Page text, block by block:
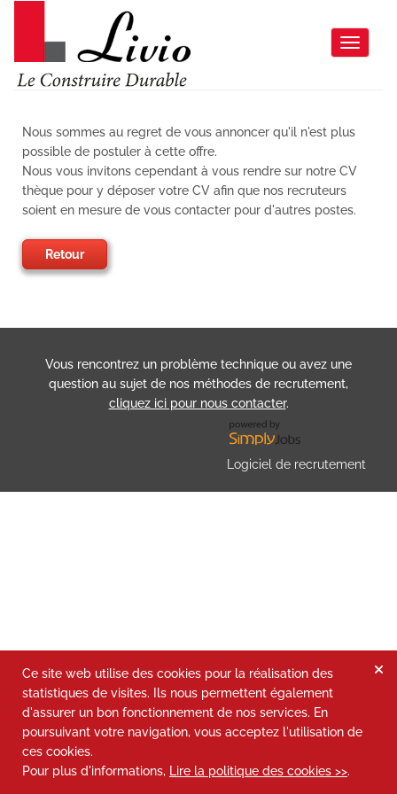
Ce site web utilise des cookies pour la réalisation des
statistiques de visites. Ils nous permettent également
d'assurer un bon fonctionnement de nos services. En
poursuivant votre navigation, vous acceptez l'utilisation de
ces cookies.
Pour plus d'informations, Lire la politique des cookies >>.
Toggle
Nous sommes au regret de vous annoncer qu'il n'est plus
possible de postuler à cette offre.
Nous vous invitons cependant à vous rendre sur notre CV
thèque pour y déposer votre CV afin que nos recruteurs
soient en mesure de vous contacter pour d'autres postes.
Retour
Vous rencontrez un problème technique ou avez une
question au sujet de nos méthodes de recrutement,
cliquez ici pour nous contacter.
Logiciel de recrutement